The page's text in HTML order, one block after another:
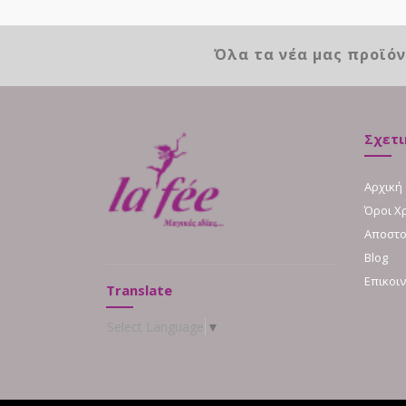
Όλα τα νέα μας
Translate
▼
Αρχική
Όροι
Blog